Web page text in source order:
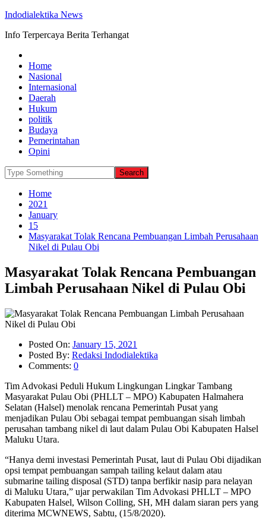
Indodialektika News
Info Terpercaya Berita Terhangat
Home
Nasional
Internasional
Daerah
Hukum
politik
Budaya
Pemerintahan
Opini
Home
2021
January
15
Masyarakat Tolak Rencana Pembuangan Limbah Perusahaan
Nikel di Pulau Obi
Masyarakat Tolak Rencana Pembuangan
Limbah Perusahaan Nikel di Pulau Obi
Posted On: January 15, 2021
Posted By: Redaksi Indodialektika
Comments: 0
Tim Advokasi Peduli Hukum Lingkungan Lingkar Tambang
Masyarakat Pulau Obi (PHLLT – MPO) Kabupaten Halmahera
Selatan (Halsel) menolak rencana Pemerintah Pusat yang
menjadikan Pulau Obi sebagai tempat pembuangan sisah limbah
perusahan tambang nikel di laut dalam Pulau Obi Kabupaten Halsel
Maluku Utara.
“Hanya demi investasi Pemerintah Pusat, laut di Pulau Obi dijadikan
opsi tempat pembuangan sampah tailing kelaut dalam atau
submarine tailing disposal (STD) tanpa berfikir nasip para nelayan
di Maluku Utara,” ujar perwakilan Tim Advokasi PHLLT – MPO
Kabupaten Halsel, Wilson Colling, SH, MH dalam siaran pers yang
diterima MCWNEWS, Sabtu, (15/8/2020).